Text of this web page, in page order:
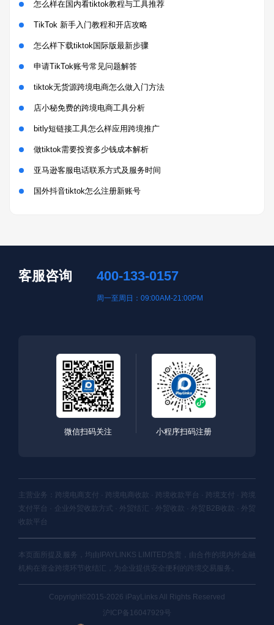
怎么样在国内看tiktok教程与工具推荐
TikTok 新手入门教程和开店攻略
怎么样下载tiktok国际版最新步骤
申请TikTok账号常见问题解答
tiktok无货源跨境电商怎么做入门方法
店小秘免费的跨境电商工具分析
bitly短链接工具怎么样应用跨境推广
做tiktok需要投资多少钱成本解析
亚马逊客服电话联系方式及服务时间
国外抖音tiktok怎么注册新账号
客服咨询 400-133-0157
周一至周日：09:00AM-21:00PM
微信扫码关注 小程序扫码注册
主营业务：跨境电商支付 · 跨境电商收款 · 跨境收款平台 · 跨境支付 · 跨境
支付平台 · 企业外贸收款方式 · 外贸结汇 · 外贸收款 · 外贸B2B收款 · 外贸
收款平台
本页面所提及服务，均由IPAYLINKS LIMITED负责，由合作的境内外金融
机构在资金跨境环节收结汇，为企业提供安全便利的跨境交易服务。
Copyright©2015-2026 iPayLinks All Rights Reserved
沪ICP备16047929号